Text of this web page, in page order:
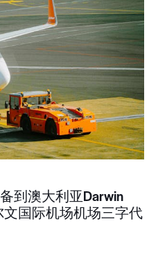
到澳大利亚Darwin
文国际机场机场三字代